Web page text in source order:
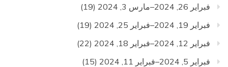
فبراير 26, 2024–مارس 3, 2024
(19)
فبراير 19, 2024–فبراير 25, 2024
(19)
فبراير 12, 2024–فبراير 18, 2024
(22)
فبراير 5, 2024–فبراير 11, 2024
(15)